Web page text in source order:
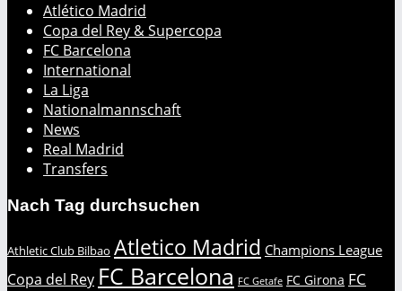
Atlético Madrid
Copa del Rey & Supercopa
FC Barcelona
International
La Liga
Nationalmannschaft
News
Real Madrid
Transfers
Nach Tag durchsuchen
Athletic Club Bilbao Atletico Madrid Champions League
Copa del Rey FC Barcelona FC Getafe FC Girona FC